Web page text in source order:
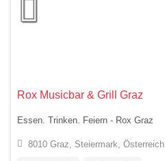
Rox Musicbar & Grill Graz
Essen. Trinken. Feiern - Rox Graz
8010 Graz, Steiermark, Österreich